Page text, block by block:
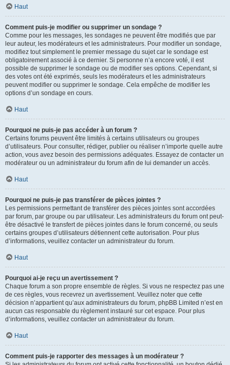
Haut
Comment puis-je modifier ou supprimer un sondage ?
Comme pour les messages, les sondages ne peuvent être modifiés que par
leur auteur, les modérateurs et les administrateurs. Pour modifier un sondage,
modifiez tout simplement le premier message du sujet car le sondage est
obligatoirement associé à ce dernier. Si personne n’a encore voté, il est
possible de supprimer le sondage ou de modifier ses options. Cependant, si
des votes ont été exprimés, seuls les modérateurs et les administrateurs
peuvent modifier ou supprimer le sondage. Cela empêche de modifier les
options d’un sondage en cours.
Haut
Pourquoi ne puis-je pas accéder à un forum ?
Certains forums peuvent être limités à certains utilisateurs ou groupes
d’utilisateurs. Pour consulter, rédiger, publier ou réaliser n’importe quelle autre
action, vous avez besoin des permissions adéquates. Essayez de contacter un
modérateur ou un administrateur du forum afin de lui demander un accès.
Haut
Pourquoi ne puis-je pas transférer de pièces jointes ?
Les permissions permettant de transférer des pièces jointes sont accordées
par forum, par groupe ou par utilisateur. Les administrateurs du forum ont peut-
être désactivé le transfert de pièces jointes dans le forum concerné, ou seuls
certains groupes d’utilisateurs détiennent cette autorisation. Pour plus
d’informations, veuillez contacter un administrateur du forum.
Haut
Pourquoi ai-je reçu un avertissement ?
Chaque forum a son propre ensemble de règles. Si vous ne respectez pas une
de ces règles, vous recevrez un avertissement. Veuillez noter que cette
décision n’appartient qu’aux administrateurs du forum, phpBB Limited n’est en
aucun cas responsable du règlement instauré sur cet espace. Pour plus
d’informations, veuillez contacter un administrateur du forum.
Haut
Comment puis-je rapporter des messages à un modérateur ?